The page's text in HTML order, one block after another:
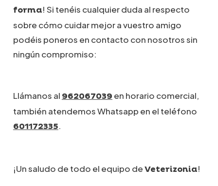
forma! Si tenéis cualquier duda al respecto
sobre cómo cuidar mejor a vuestro amigo
podéis poneros en contacto con nosotros sin
ningún compromiso:
Llámanos al 962067039 en horario comercial,
también atendemos Whatsapp en el teléfono
601172335.
¡Un saludo de todo el equipo deVeterizonia!